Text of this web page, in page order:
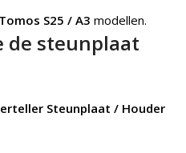
Tomos S25 / A3 modellen.
de steunplaat
Steunplaat / Houder